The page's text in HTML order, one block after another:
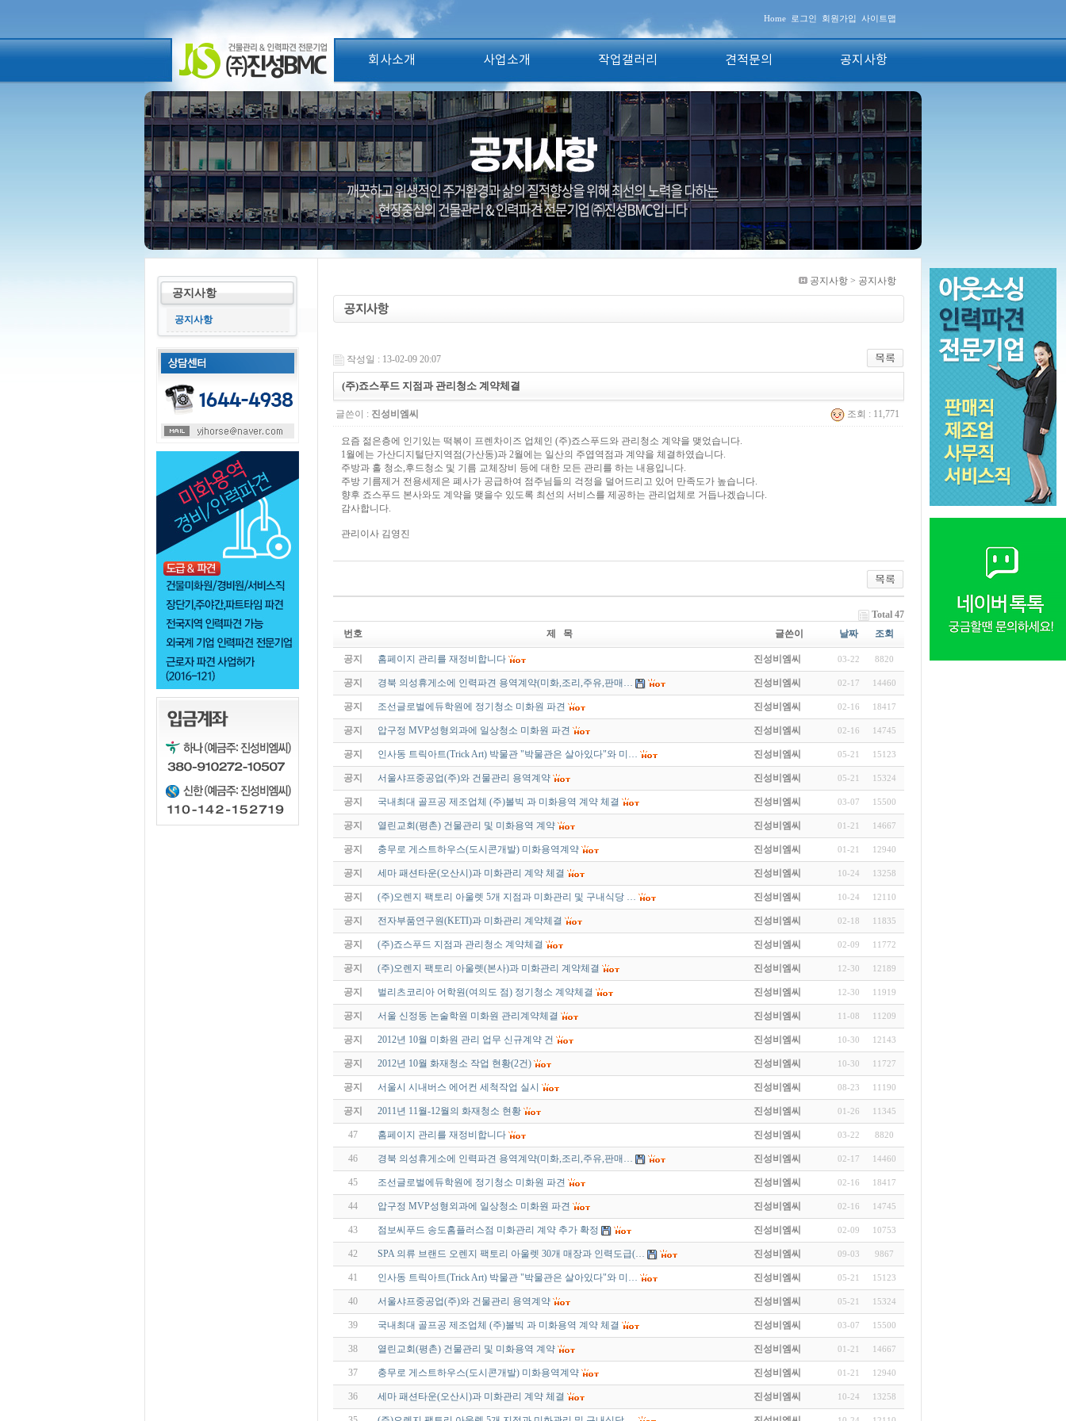
Home 로그인 회원가입 사이트맵
회사소개 사업소개 작업갤러리 견적문의 공지사항
공지사항
공지사항
공지사항 > 공지사항
작성일 : 13-02-09 20:07
(주)죠스푸드 지점과 관리청소 계약체결
글쓴이 : 진성비엠씨 조회 : 11,771
요즘 젊은층에 인기있는 떡볶이 프렌차이즈 업체인 (주)죠스푸드와 관리청소 계약을 맺었습니다.
1월에는 가산디지털단지역점(가산동)과 2월에는 일산의 주엽역점과 계약을 체결하였습니다.
주방과 홀 청소,후드청소 및 기름 교체장비 등에 대한 모든 관리를 하는 내용입니다.
주방 기름제거 전용세제은 폐사가 공급하여 점주님들의 걱정을 덜어드리고 있어 만족도가 높습니다.
향후 죠스푸드 본사와도 계약을 맺을수 있도록 최선의 서비스를 제공하는 관리업체로 거듭나겠습니다.
감사합니다.
관리이사 김영진
Total 47
번호
제 목 글쓴이 날짜 조회
공지 홈페이지 관리를 재정비합니다 진성비엠씨 03-22 8820
공지 경북 의성휴게소에 인력파견 용역계약(미화,조리,주유,판매… 진성비엠씨 02-17 14460
공지 조선글로벌에듀학원에 정기청소 미화원 파견 진성비엠씨 02-16 18417
공지 압구정 MVP성형외과에 일상청소 미화원 파견 진성비엠씨 02-16 14745
공지 인사동 트릭아트(Trick Art) 박물관 "박물관은 살아있다"와 미… 진성비엠씨 05-21 15123
공지 서울샤프중공업(주)와 건물관리 용역계약 진성비엠씨 05-21 15324
공지 국내최대 골프공 제조업체 (주)볼빅 과 미화용역 계약 체결 진성비엠씨 03-07 15500
공지 열린교회(평촌) 건물관리 및 미화용역 계약 진성비엠씨 01-21 14667
공지 충무로 게스트하우스(도시콘개발) 미화용역계약 진성비엠씨 01-21 12940
공지 세마 패션타운(오산시)과 미화관리 계약 체결 진성비엠씨 10-24 13258
공지 (주)오렌지 팩토리 아울렛 5개 지점과 미화관리 및 구내식당 … 진성비엠씨 10-24 12110
공지 전자부품연구원(KETI)과 미화관리 계약체결 진성비엠씨 02-18 11835
공지 (주)죠스푸드 지점과 관리청소 계약체결 진성비엠씨 02-09 11772
공지 (주)오렌지 팩토리 아울렛(본사)과 미화관리 계약체결 진성비엠씨 12-30 12189
공지 벌리츠코리아 어학원(여의도 점) 정기청소 계약체결 진성비엠씨 12-30 11919
공지 서울 신정동 논술학원 미화원 관리계약체결 진성비엠씨 11-08 11209
공지 2012년 10월 미화원 관리 업무 신규계약 건 진성비엠씨 10-30 12143
공지 2012년 10월 화재청소 작업 현황(2건) 진성비엠씨 10-30 11727
공지 서울시 시내버스 에어컨 세척작업 실시 진성비엠씨 08-23 11190
공지 2011년 11월-12월의 화재청소 현황 진성비엠씨 01-26 11345
47 홈페이지 관리를 재정비합니다 진성비엠씨 03-22 8820
46 경북 의성휴게소에 인력파견 용역계약(미화,조리,주유,판매… 진성비엠씨 02-17 14460
45 조선글로벌에듀학원에 정기청소 미화원 파견 진성비엠씨 02-16 18417
44 압구정 MVP성형외과에 일상청소 미화원 파견 진성비엠씨 02-16 14745
43 점보씨푸드 송도홈플러스점 미화관리 계약 추가 확정 진성비엠씨 02-09 10753
42 SPA 의류 브랜드 오렌지 팩토리 아울렛 30개 매장과 인력도급(… 진성비엠씨 09-03 9867
41 인사동 트릭아트(Trick Art) 박물관 "박물관은 살아있다"와 미… 진성비엠씨 05-21 15123
40 서울샤프중공업(주)와 건물관리 용역계약 진성비엠씨 05-21 15324
39 국내최대 골프공 제조업체 (주)볼빅 과 미화용역 계약 체결 진성비엠씨 03-07 15500
38 열린교회(평촌) 건물관리 및 미화용역 계약 진성비엠씨 01-21 14667
37 충무로 게스트하우스(도시콘개발) 미화용역계약 진성비엠씨 01-21 12940
36 세마 패션타운(오산시)과 미화관리 계약 체결 진성비엠씨 10-24 13258